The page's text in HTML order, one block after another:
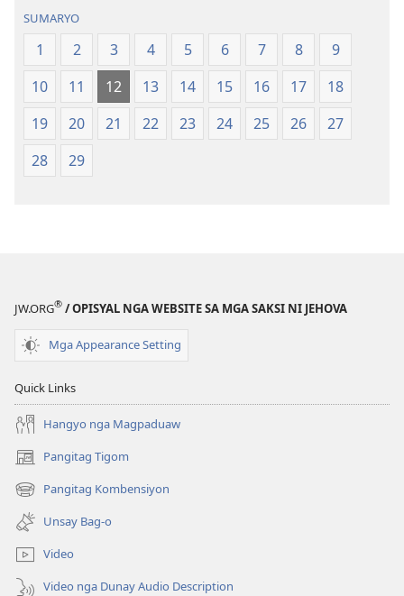
Balaang
Kasulatan
(Gihubad
Gikan
sa
Translation
Balaang
Kasulatan
(Gihubad
Gikan
sa
Translation
SUMARYO
1 2 3 4 5 6 7 8
9
10
11 12 13 14 15 16 17
18
19
20 21 22 23 24 25 26
27
28
29
JW.ORG® / OPISYAL NGA WEBSITE SA MGA SAKSI NI JEHOVA
Mga Appearance Setting
Quick Links
Hangyo nga Magpaduaw
Pangitag Tigom
(mo-
open
ug
bag-
ong
window)
Pangitag Kombensiyon
(mo-
open
ug
bag-
ong
window)
Unsay Bag-o
Video
Video nga Dunay Audio Description